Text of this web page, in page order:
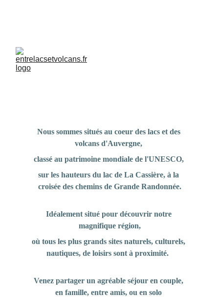
Nous sommes situés au coeur des lacs et des
volcans d'Auvergne,
classé au patrimoine mondiale de l'UNESCO,
sur les hauteurs du lac de La Cassière, à la
croisée des chemins de Grande Randonnée.
Idéalement situé pour découvrir notre
magnifique région,
où tous les plus grands sites naturels, culturels,
nautiques, de loisirs sont à proximité.
Venez partager un agréable séjour en couple,
en famille, entre amis, ou en solo